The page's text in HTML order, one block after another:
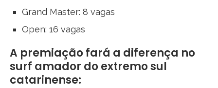
Grand Master: 8 vagas
Open: 16 vagas
A premiação fará a diferença no
surf amador do extremo sul
catarinense: